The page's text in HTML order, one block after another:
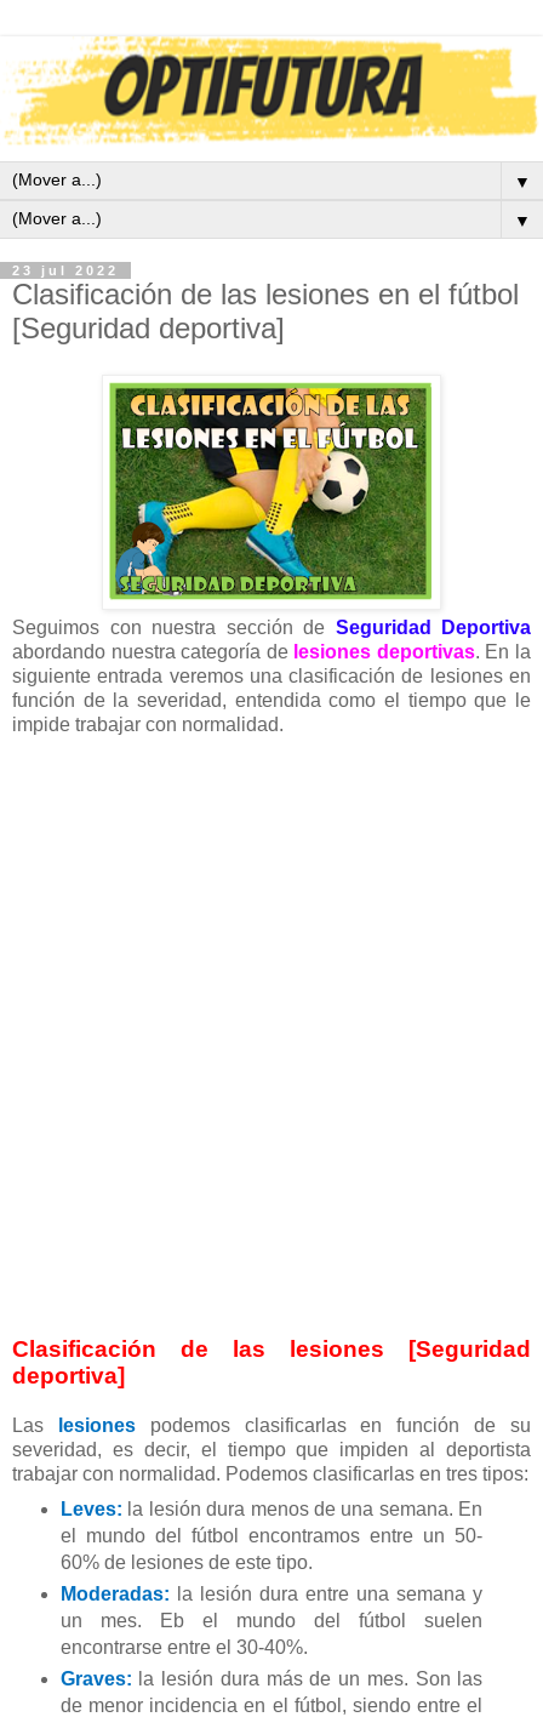
▼
▼
23 jul 2022
Clasificación de las lesiones en el fútbol
[Seguridad deportiva]
Seguimos con nuestra sección de Seguridad Deportiva
abordando nuestra categoría de lesiones deportivas. En la
siguiente entrada veremos una clasificación de lesiones en
función de la severidad, entendida como el tiempo que le
impide trabajar con normalidad.
Clasificación de las lesiones [Seguridad
deportiva]
Las lesionespodemos clasificarlas en función de su
severidad, es decir, el tiempo que impiden al deportista
trabajar con normalidad. Podemos clasificarlas en tres tipos:
Leves: la lesión dura menos de una semana. En
el mundo del fútbol encontramos entre un 50-
60% de lesiones de este tipo.
Moderadas: la lesión dura entre una semana y
un mes. Eb el mundo del fútbol suelen
encontrarse entre el 30-40%.
Graves: la lesión dura más de un mes. Son las
de menor incidencia en el fútbol, siendo entre el